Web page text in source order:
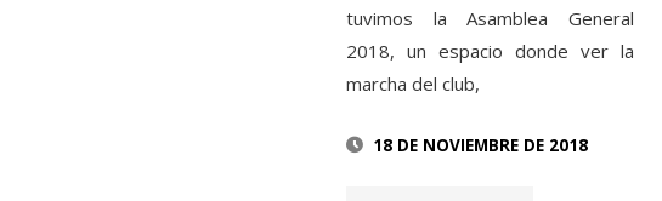
tuvimos la Asamblea General
2018, un espacio donde ver la
marcha del club,
18 DE NOVIEMBRE DE 2018